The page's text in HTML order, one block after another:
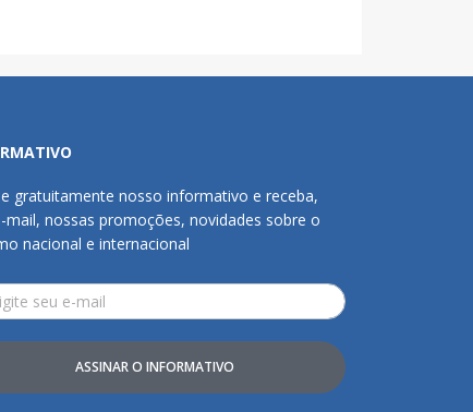
gratuitamente nosso informativo e receba,
mail, nossas promoções, novidades sobre o
nacional e internacional
ASSINAR O INFORMATIVO